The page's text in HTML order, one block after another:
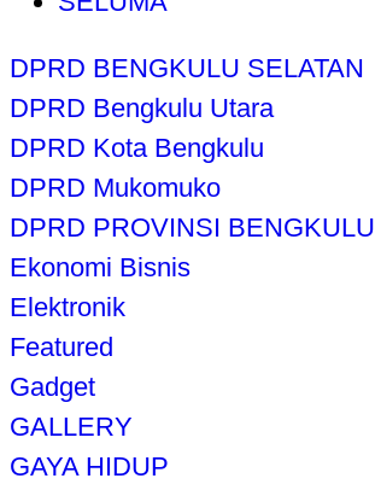
DPRD BENGKULU SELATAN
DPRD Bengkulu Utara
DPRD Kota Bengkulu
DPRD Mukomuko
DPRD PROVINSI BENGKULU
Ekonomi Bisnis
Elektronik
Featured
Gadget
GALLERY
GAYA HIDUP